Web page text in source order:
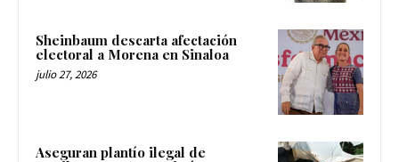
Sheinbaum descarta afectación
electoral a Morena en Sinaloa
julio 27, 2026
Aseguran plantío ilegal de